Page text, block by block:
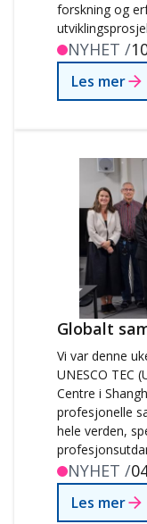
forskning og
NYHET /
Les mer
Globalt
Vi var denne
UNESCO TEC
Centre i
profesjonelle
hele verden,
Study som
avgjørende
NYHET /
Les mer